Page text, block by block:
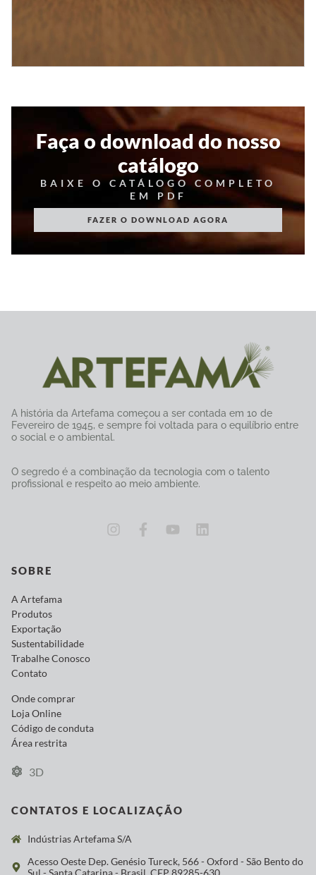
Faça o download do nosso
catálogo
BAIXE O CATÁLOGO COMPLETO
EM PDF
FAZER O DOWNLOAD AGORA
A história da Artefama começou a ser contada em 10 de
Fevereiro de 1945, e sempre foi voltada para o equilíbrio entre
o social e o ambiental.
O segredo é a combinação da tecnologia com o talento
profissional e respeito ao meio ambiente.
SOBRE
A Artefama
Produtos
Exportação
Sustentabilidade
Trabalhe Conosco
Contato
Onde comprar
Loja Online
Código de conduta
Área restrita
3D
CONTATOS E LOCALIZAÇÃO
Indústrias Artefama S/A
Acesso Oeste Dep. Genésio Tureck, 566 - Oxford - São Bento do
Sul - Santa Catarina - Brasil. CEP 89285-630.